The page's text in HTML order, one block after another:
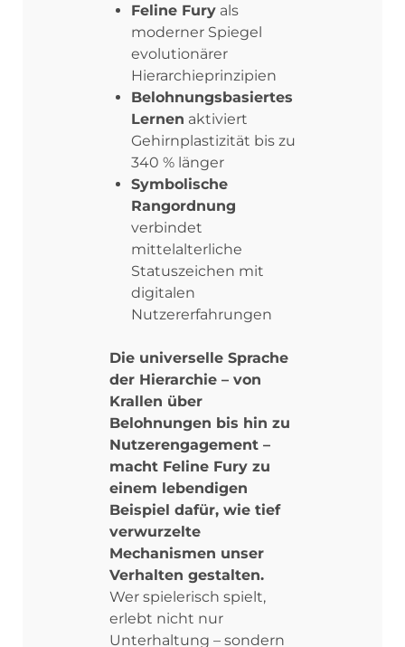
Feline Fury als
moderner Spiegel
evolutionärer
Hierarchieprinzipien
Belohnungsbasiertes
Lernen aktiviert
Gehirnplastizität bis zu
340 % länger
Symbolische
Rangordnung
verbindet
mittelalterliche
Statuszeichen mit
digitalen
Nutzererfahrungen
Die universelle Sprache
der Hierarchie – von
Krallen über
Belohnungen bis hin zu
Nutzerengagement –
macht Feline Fury zu
einem lebendigen
Beispiel dafür, wie tief
verwurzelte
Mechanismen unser
Verhalten gestalten.
Wer spielerisch spielt,
erlebt nicht nur
Unterhaltung – sondern